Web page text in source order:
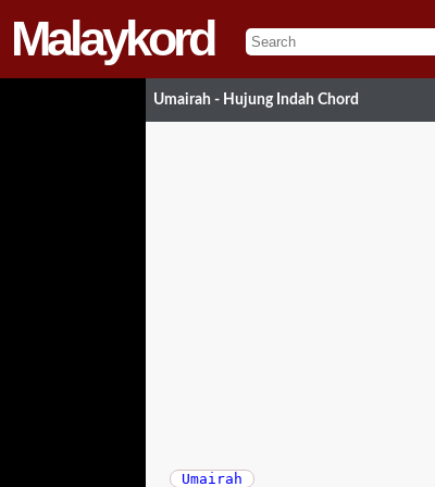
Malaykord
Umairah - Hujung Indah Chord
Umairah